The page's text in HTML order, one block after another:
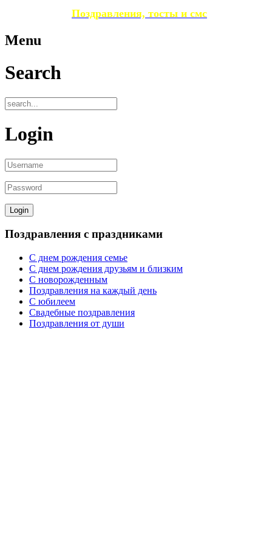
Поздравления, тосты и смс
Menu
Search
Login
Поздравления с праздниками
С днем рождения семье
С днем рождения друзьям и близким
C новорожденным
Поздравления на каждый день
С юбилеем
Свадебные поздравления
Поздравления от души